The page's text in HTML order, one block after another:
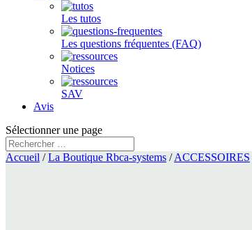
Les tutos
Les questions fréquentes (FAQ)
Notices
SAV
Avis
Sélectionner une page
Accueil /La Boutique Rbca-systems /ACCESSOIRES